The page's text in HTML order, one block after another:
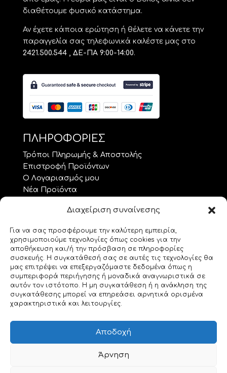
Διαχείριση συναίνεσης
Για να σας προσφέρουμε την καλύτερη εμπειρία,
χρησιμοποιούμε τεχνολογίες όπως cookies για την
αποθήκευση και/ή την πρόσβαση σε πληροφορίες
συσκευής. Η συγκατάθεσή σας σε αυτές τις τεχνολογίες θα
μας επιτρέψει να επεξεργαζόμαστε δεδομένα όπως η
συμπεριφορά περιήγησης ή μοναδικά αναγνωριστικά σε
αυτόν τον ιστότοπο. Η μη συγκατάθεση ή η ανάκληση της
συγκατάθεσης μπορεί να επηρεάσει αρνητικά ορισμένα
χαρακτηριστικά και λειτουργίες.
Αποδοχή
Άρνηση
διαθέτουμε φυσικό κατάστημα.
Αν έχετε κάποια ερώτηση ή θέλετε να κάνετε την
παραγγελία σας τηλεφωνικά καλέστε μας στο
2421.500.544 , ΔΕ-ΠΑ 9:00-14:00.
ΠΛΗΡΟΦΟΡΙΕΣ
Τρόποι Πληρωμής & Αποστολής
Επιστροφή Προϊόντων
Ο Λογαριασμός μου
Νέα Προϊόντα
Όροι Χρήσης – GDPR
ΘΕΜΑΤΑ.. ΤΕΧΝΗΣ
Custom Made
Gemstones
Morse Code
Origami
ΑΣ ΓΝΩΡΙΣΤΟΥΜΕ